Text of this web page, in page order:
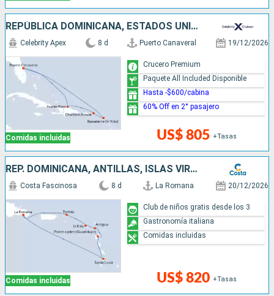
REPÚBLICA DOMINICANA, ESTADOS UNIDOS
Comidas incluidas
Celebrity Apex 8 d Puerto Canaveral 19/12/2026
US$ 805 +Tasas
Crucero Premium
Paquete All Included Disponible
Hasta -$600/cabina
60% Off en 2° pasajero
REP. DOMINICANA, ANTILLAS, ISLAS VÍRGENES
Comidas incluidas
Costa Fascinosa 8 d La Romana 20/12/2026
US$ 820 +Tasas
Club de niños gratis desde los 3
Gastronomía italiana
Comidas incluidas